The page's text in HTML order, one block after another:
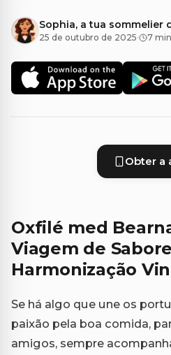
Sophia, a tua sommelier
25 de outubro de 2025· 7
Obter a
Oxfilé med
Viagem de
Harmonização
Se há algo que une os
paixão pela boa comida,
amigos, sempre